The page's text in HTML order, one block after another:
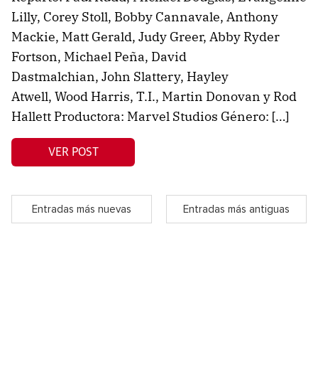
Lilly, Corey Stoll, Bobby Cannavale, Anthony
Mackie, Matt Gerald, Judy Greer, Abby Ryder
Fortson, Michael Peña, David
Dastmalchian, John Slattery, Hayley
Atwell, Wood Harris, T.I., Martin Donovan y Rod
Hallett Productora: Marvel Studios Género: […]
VER POST
Entradas más nuevas Entradas más antiguas